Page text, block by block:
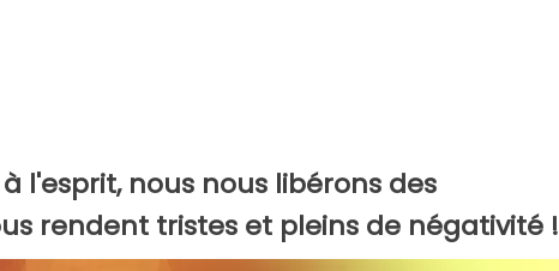
l'esprit, nous nous libérons des
rendent tristes et pleins de négativité !